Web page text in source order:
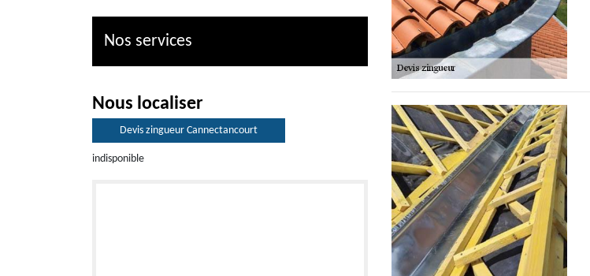
Nos services
Nous localiser
Devis zingueur Cannectancourt
indisponible